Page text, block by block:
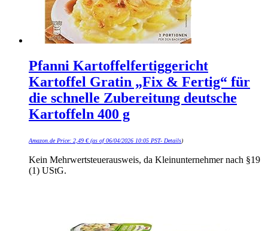
Pfanni Kartoffelfertiggericht
Kartoffel Gratin „Fix & Fertig“ für
die schnelle Zubereitung deutsche
Kartoffeln 400 g
Amazon.de Price: 2,49 €(as of 06/04/2026 10:05 PST- Details)
Kein Mehrwertsteuerausweis, da Kleinunternehmer nach §19
(1) UStG.